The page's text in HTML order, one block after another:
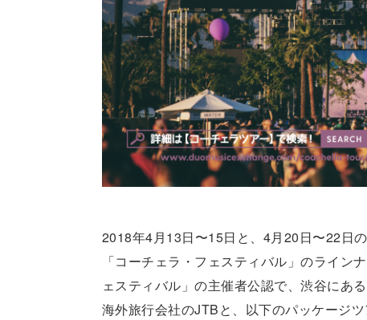
2018年4月13日〜15日と、4月20日〜22日
「コーチェラ・フェスティバル」のライン
ェスティバル」の主催者公認で、渋谷にあ
海外旅行会社のJTBと、以下のパッケージ